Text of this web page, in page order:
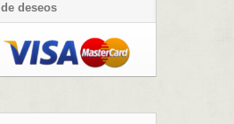
de deseos